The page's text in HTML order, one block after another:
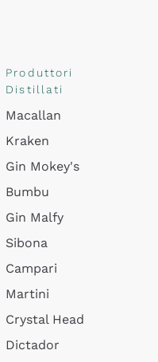
Produttori
Distillati
Macallan
Kraken
Gin Mokey's
Bumbu
Gin Malfy
Sibona
Campari
Martini
Crystal Head
Dictador